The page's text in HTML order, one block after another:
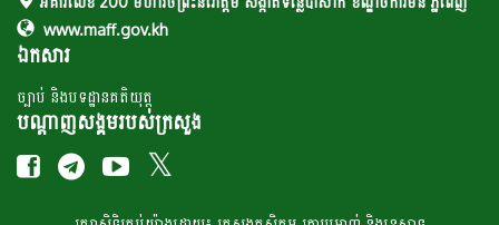
www.maff.gov.kh
ឯកសារ
ច្បាប់ និងបទដ្ឋានគតិយុត្ត
បណ្តាញសង្គមរបស់ក្រសួង